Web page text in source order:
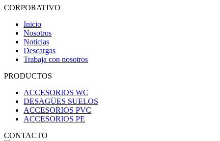
CORPORATIVO
Inicio
Nosotros
Noticias
Descargas
Trabaja con nosotros
PRODUCTOS
ACCESORIOS WC
DESAGÜES SUELOS
ACCESORIOS PVC
ACCESORIOS PE
CONTACTO